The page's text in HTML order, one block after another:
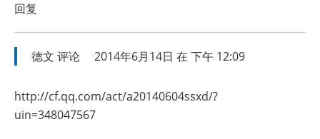
回复
德文 评论 2014年6月14日 在 下午 12:09
http://cf.qq.com/act/a20140604ssxd/?
uin=348047567